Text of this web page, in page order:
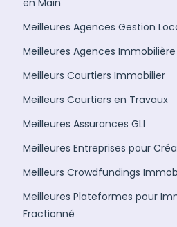
Meilleures Agences Gestion
Meilleures Agences
Meilleurs Courtiers Immobilier
Meilleurs Courtiers en Travaux
Meilleures Assurances GLI
Meilleures Entreprises pour
Meilleurs Crowdfundings
Meilleures Plateformes pour
Fractionné